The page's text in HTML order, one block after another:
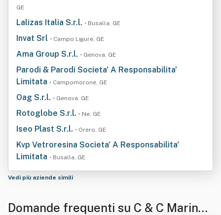
GE
Lalizas Italia S.r.l. • Busalla, GE
Invat Srl • Campo Ligure, GE
Ama Group S.r.l. • Genova, GE
Parodi & Parodi Societa' A Responsabilita'
Limitata • Campomorone, GE
Oag S.r.l. • Genova, GE
Rotoglobe S.r.l. • Ne, GE
Iseo Plast S.r.l. • Orero, GE
Kvp Vetroresina Societa' A Responsabilita'
Limitata • Busalla, GE
Vedi più aziende simili
Domande frequenti su C & C Marine